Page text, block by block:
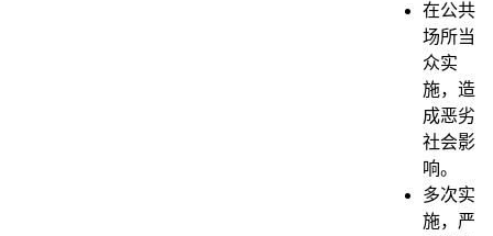
在公共
场所当
众实
施，造
成恶劣
社会影
响。
多次实
施，严